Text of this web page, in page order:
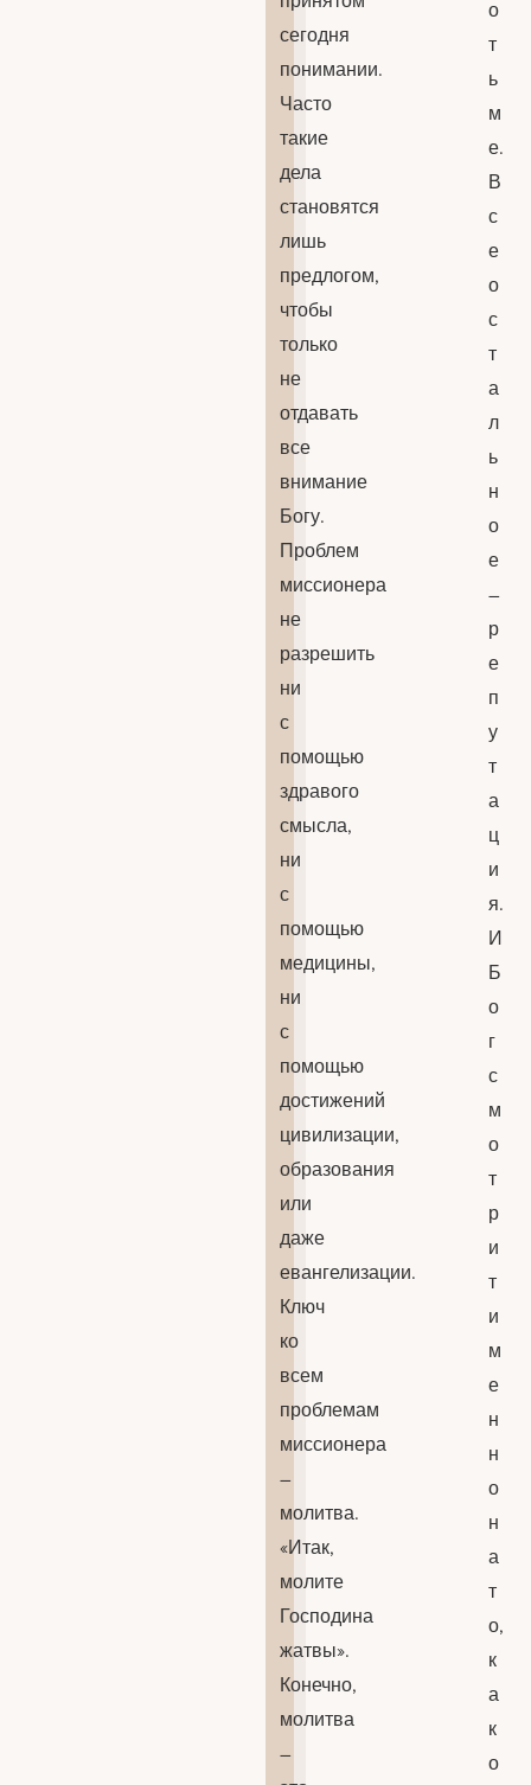
сегодня
понимании.
Часто
такие
дела
становятся
лишь
предлогом,
чтобы
только
не
отдавать
все
внимание
Богу.
Проблем
миссионера
не
разрешить
ни
с
помощью
здравого
смысла,
ни
с
помощью
медицины,
ни
с
помощью
достижений
цивилизации,
образования
или
даже
евангелизации.
Ключ
ко
всем
проблемам
миссионера
–
молитва.
«Итак,
молите
Господина
жатвы».
Конечно,
молитва
–
о
т
ь
м
е.
В
с
е
о
с
т
а
л
ь
н
о
е
–
р
е
п
у
т
а
ц
и
я.
И
Б
о
г
с
м
о
т
р
и
т
и
м
е
н
н
о
н
а
т
о,
к
а
к
о